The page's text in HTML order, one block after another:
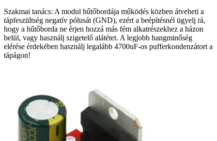
Szakmai tanács: A modul hűtőbordája működés közben átveheti a
tápfeszültség negatív pólusát (GND), ezért a beépítésnél ügyelj rá,
hogy a hűtőborda ne érjen hozzá más fém alkatrészekhez a házon
belül, vagy használj szigetelő alátétet. A legjobb hangminőség
elérése érdekében használj legalább 4700uF-os pufferkondenzátort a
tápágon!